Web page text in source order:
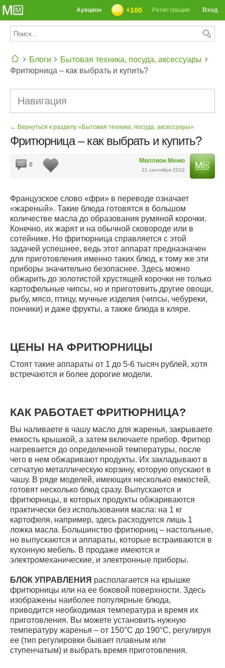
Вход
Регистрация
+100
Аукцион
Блоги
Бытовая техника, посуда, аксессуары
Фритюрница – как выбрать и купить?
Навигация
← Вернуться к разделу «Бытовая техника, посуда, аксессуары»
Фритюрница – как выбрать и купить?
Миллион Меню
21 сентября 2012
0
Французское слово «фри» в переводе означает
«жареный». Такие блюда готовятся в большом
количестве масла до образования румяной корочки.
Конечно, их жарят и на обычной сковороде или в
сотейнике. Но фритюрница справляется с этой
задачей успешнее, ведь этот аппарат предназначен
для приготовления именно таких блюд, к тому же эти
приборы значительно безопаснее. Здесь можно
обжарить до золотистой хрустящей корочки не только
картофельные чипсы, но и приготовить другие овощи,
рыбу, мясо, птицу, мучные изделия (чипсы, чебуреки,
пончики) и даже фрукты, а также блюда в кляре.
ЦЕНЫ НА ФРИТЮРНИЦЫ
Стоят такие аппараты от 1 до 5-6 тысяч рублей, хотя
встречаются и более дорогие модели.
КАК РАБОТАЕТ ФРИТЮРНИЦА?
Вы наливаете в чашу масло для жаренья, закрываете
емкость крышкой, а затем включаете прибор. Фритюр
нагревается до определенной температуры, после
чего в нем обжаривают продукты. Их закладывают в
сетчатую металлическую корзину, которую опускают в
чашу. В ряде моделей, имеющих несколько емкостей,
готовят несколько блюд сразу. Выпускаются и
фритюрницы, в которых продукты обжариваются
практически без использования масла: на 1 кг
картофеля, например, здесь расходуется лишь 1
ложка масла. Большинство фритюрниц – настольные,
но выпускаются и аппараты, которые встраиваются в
кухонную мебель. В продаже имеются и
электромеханические, и электронные приборы.
БЛОК УПРАВЛЕНИЯ располагается на крышке
фритюрницы или на ее боковой поверхности. Здесь
изображены наиболее популярные блюда,
приводится необходимая температура и время их
приготовления. Вы можете установить нужную
температуру жаренья – от 150°С до 190°С, регулируя
ее (тип регулировки бывает плавным или
ступенчатым) и выбрать время приготовления.